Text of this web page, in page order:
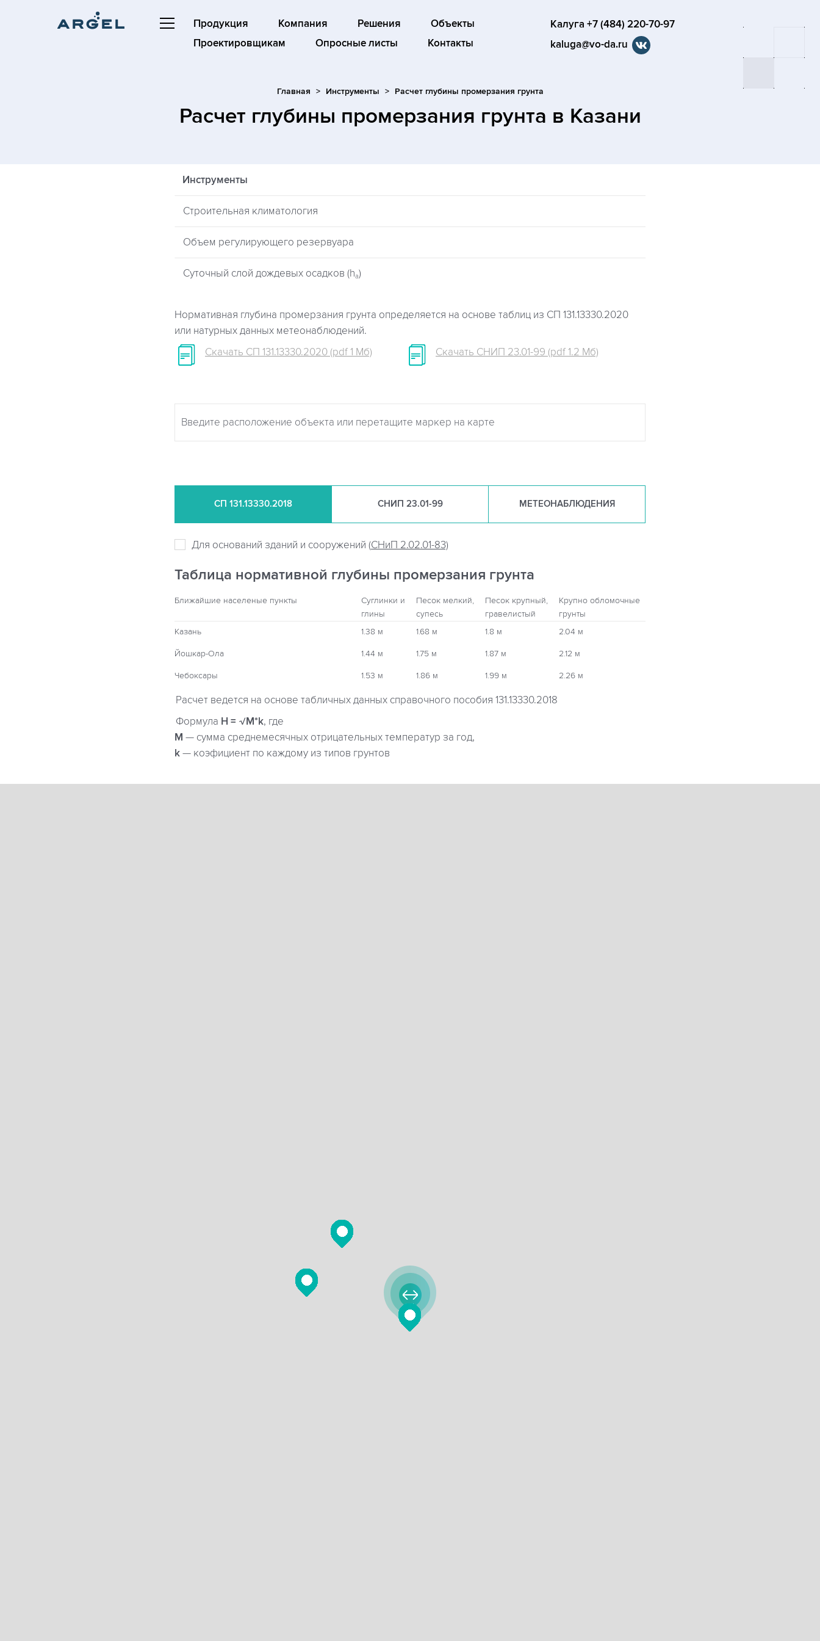
Продукция Компания Решения
Объекты
Проектировщикам
Опросные листы Контакты
Калуга +7 (484) 220-70-97
kaluga@vo-da.ru
Главная Инструменты Расчет глубины промерзания грунта
Расчет глубины промерзания грунта в Казани
Инструменты
Строительная климатология
Объем регулирующего резервуара
Суточный слой дождевых осадков (ha)
Нормативная глубина промерзания грунта определяется на основе таблиц из СП 131.13330.2020
или натурных данных метеонаблюдений.
Скачать СП 131.13330.2020 (pdf 1 Мб)
Скачать СНИП 23.01-99 (pdf 1.2 Мб)
СП 131.13330.2018 СНИП 23.01-99 МЕТЕОНАБЛЮДЕНИЯ
Для оснований зданий и сооружений (СНиП 2.02.01-83)
Таблица нормативной глубины промерзания грунта
Ближайшие населеные пункты
Суглинки и
глины
Песок мелкий,
супесь
Песок крупный,
гравелистый
Крупно обломочные
грунты
Казань
1.38 м 1.68 м 1.8 м 2.04 м
Йошкар-Ола 1.44 м 1.75 м 1.87 м 2.12 м
Чебоксары 1.53 м 1.86 м 1.99 м 2.26 м
Расчет ведется на основе табличных данных справочного пособия 131.13330.2018
Формула H = √M*k, где
М — сумма среднемесячных отрицательных температур за год,
k — коэфициент по каждому из типов грунтов